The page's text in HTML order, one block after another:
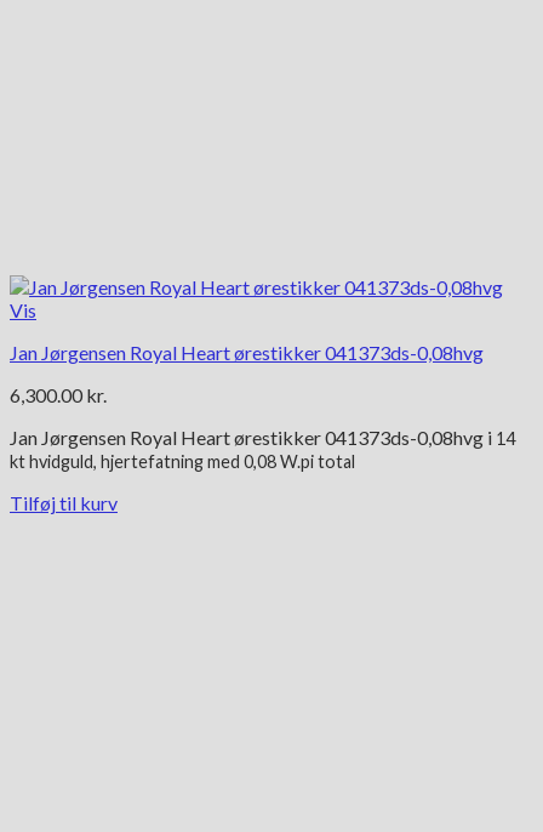
Vis
Jan Jørgensen Royal Heart ørestikker 041373ds-0,08hvg
6,300.00 kr.
Jan Jørgensen Royal Heart ørestikker 041373ds-0,08hvg i 14
kthvidguld, hjertefatning med 0,08 W.pi total
Tilføj til kurv